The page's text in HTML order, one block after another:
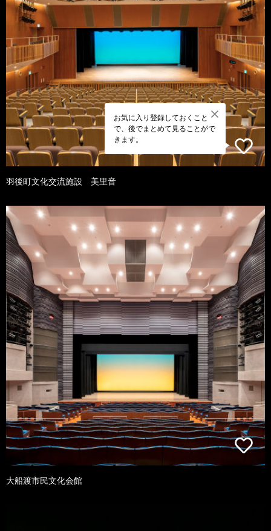
お気に入り登録しておくこと
で、後でまとめて見ることがで
きます。
羽後町文化交流施設 美里音
大船渡市民文化会館